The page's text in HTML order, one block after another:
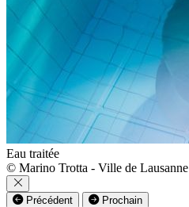
Eau traitée
© Marino Trotta - Ville de Lausanne
Précédent Prochain